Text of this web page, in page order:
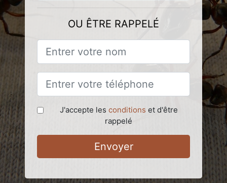
OU ÊTRE RAPPELÉ
J'accepte les conditions et d'être
rappelé
Envoyer